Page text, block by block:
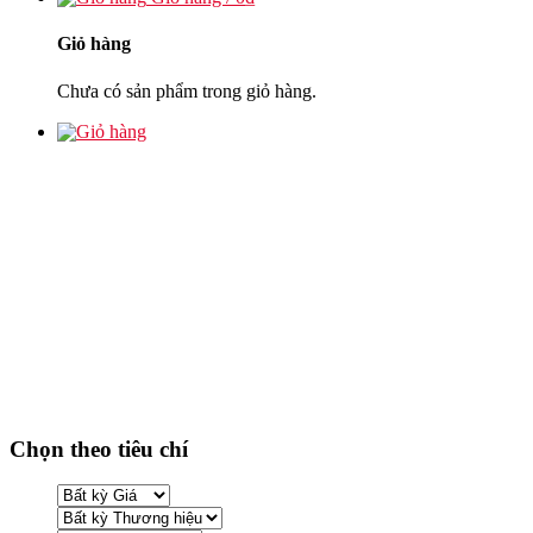
Giỏ hàng
Chưa có sản phẩm trong giỏ hàng.
Chọn theo tiêu chí